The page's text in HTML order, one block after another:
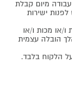
לאיסוף עצמי הינו עד 14 ימי עבודה מיום קבלת
ישירות
או מכות ו/או
הובלה עצמית
הלקוח בלבד.